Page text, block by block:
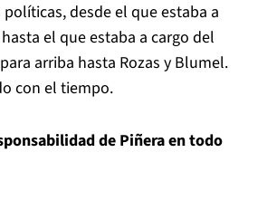
desde el que estaba a
el que estaba a cargo del
arriba hasta Rozas y Blumel.
con el tiempo.
de Piñera en todo